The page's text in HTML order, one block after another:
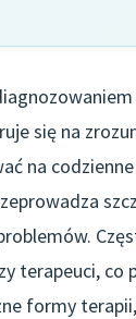
się na
na
terapeuci, co
formy